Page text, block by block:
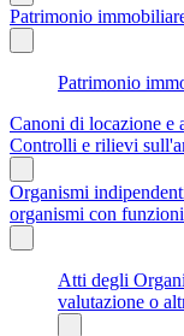
Patrimonio
Patrimonio
Canoni di locazione e
Controlli e rilievi
Organismi
organismi con
Atti degli
valutazione o